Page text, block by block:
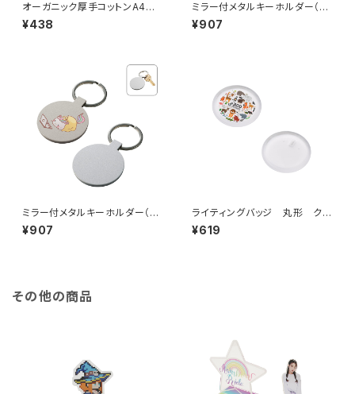
オーガニック厚手コットンA4フラ
ットバッグ MG
¥438
ミラー付メタルキーホルダー（ス
¥907
ミラー付メタルキーホルダー（ラ
ウンド） マットシルバー MG
¥907
ライティングバッジ 丸形 クリ
ア MG
¥619
その他の商品